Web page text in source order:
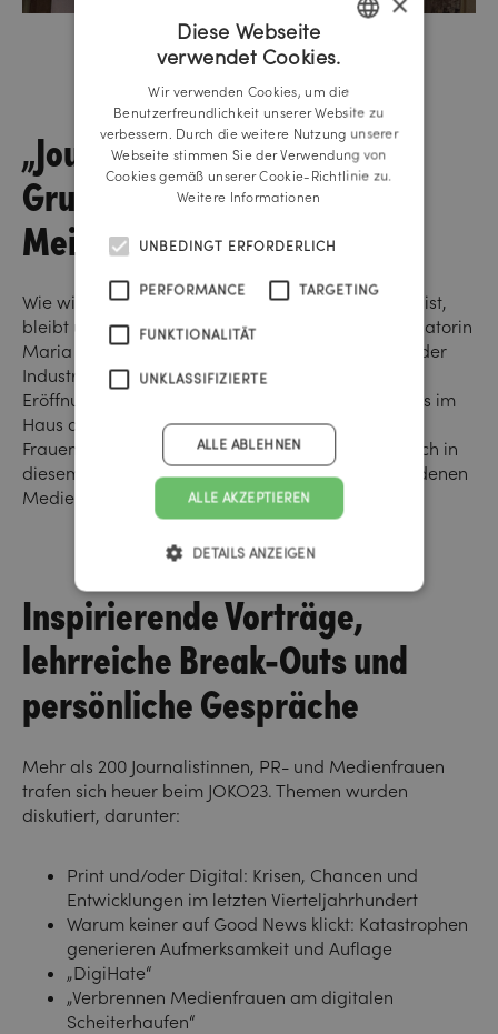
„Journalismus ist die
Grundlage einer freien
Meinungsbildung!“
Wie wichtig der Journalismus in der heutigen Welt ist,
bleibt und sein wird bekräftigen auch die Organisatorin
Maria Rauch-Kallat und Hausherr und Präsident der
Industriellenvereinigung Georg Knill in ihren
Eröffnungsworten des 25. Journalistinnen-Kongress im
Haus der Industrie in Wien. Dies unterstützt auch
Frauenministerin Susanne Raab und gratuliert auch in
diesem Rahmen erneut der Preisträgerin der Goldenen
Medienlöwin 2023 – Alexandra Föderl-Schmid.
Inspirierende Vorträge,
lehrreiche Break-Outs und
persönliche Gespräche
Mehr als 200 Journalistinnen, PR- und Medienfrauen
trafen sich heuer beim JOKO23. Themen wurden
diskutiert, darunter:
Print und/oder Digital: Krisen, Chancen und
Entwicklungen im letzten Vierteljahrhundert
Warum keiner auf Good News klickt: Katastrophen
generieren Aufmerksamkeit und Auflage
„DigiHate“
„Verbrennen Medienfrauen am digitalen
Scheiterhaufen“
GERMAN
Diese Webseite
verwendet Cookies.
Wir verwenden Cookies, um die
Benutzerfreundlichkeit unserer Website zu
verbessern. Durch die weitere Nutzung unserer
Webseite stimmen Sie der Verwendung von
Cookies gemäß unserer Cookie-Richtlinie zu.
Weitere Informationen
UNBEDINGT ERFORDERLICH
PERFORMANCE TARGETING
FUNKTIONALITÄT
UNKLASSIFIZIERTE
ALLE AKZEPTIEREN
ALLE ABLEHNEN
DETAILS ANZEIGEN